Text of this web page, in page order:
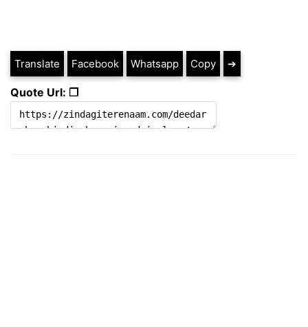
Translate Facebook Whatsapp Copy ➔
Quote Url: ❐